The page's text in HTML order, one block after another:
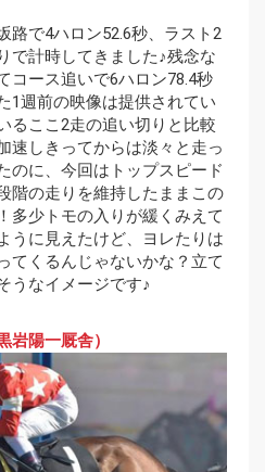
路で4ハロン52.6秒、ラスト2
で計時してきました♪残念な
コース追いで6ハロン78.4秒
1週前の映像は提供されてい
るここ2走の追い切りと比較
速しきってからは淡々と走っ
のに、今回はトップスピード
階の走りを維持したままこの
多少トモの入りが緩くみえて
うに見えたけど、ヨレたりは
てくるんじゃないかな？立て
うなイメージです♪
陽一厩舎）